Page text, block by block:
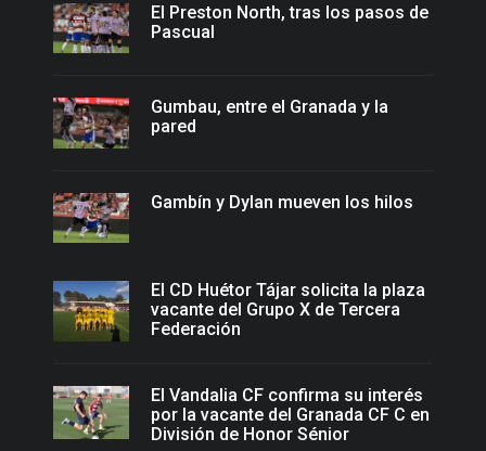
El Preston North, tras los pasos de
Pascual
Gumbau, entre el Granada y la
pared
Gambín y Dylan mueven los hilos
El CD Huétor Tájar solicita la plaza
vacante del Grupo X de Tercera
Federación
El Vandalia CF confirma su interés
por la vacante del Granada CF C en
División de Honor Sénior